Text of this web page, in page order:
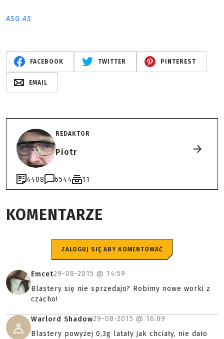
ASG AS
FACEBOOK TWITTER PINTEREST
EMAIL
REDAKTOR
Piotr
4408 6544 11
KOMENTARZE
ZALOGUJ SIĘ ABY KOMENTOWAĆ
Emcet29-08-2015 @ 14:59
Blastery się nie sprzedajo? Robimy nowe worki z
czacho!
Warlord Shadow29-08-2015 @ 16:09
Blastery powyżej 0,3g latały jak chciały, nie dało